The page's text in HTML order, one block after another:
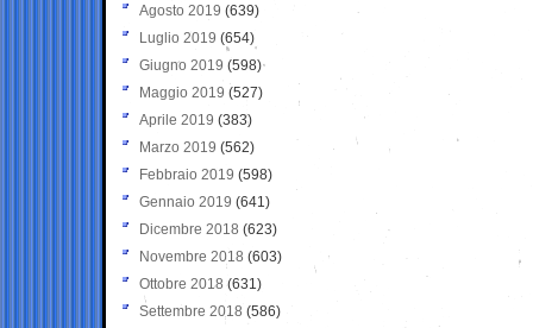
Agosto 2019 (639)
Luglio 2019 (654)
Giugno 2019 (598)
Maggio 2019 (527)
Aprile 2019 (383)
Marzo 2019 (562)
Febbraio 2019 (598)
Gennaio 2019 (641)
Dicembre 2018 (623)
Novembre 2018 (603)
Ottobre 2018 (631)
Settembre 2018 (586)